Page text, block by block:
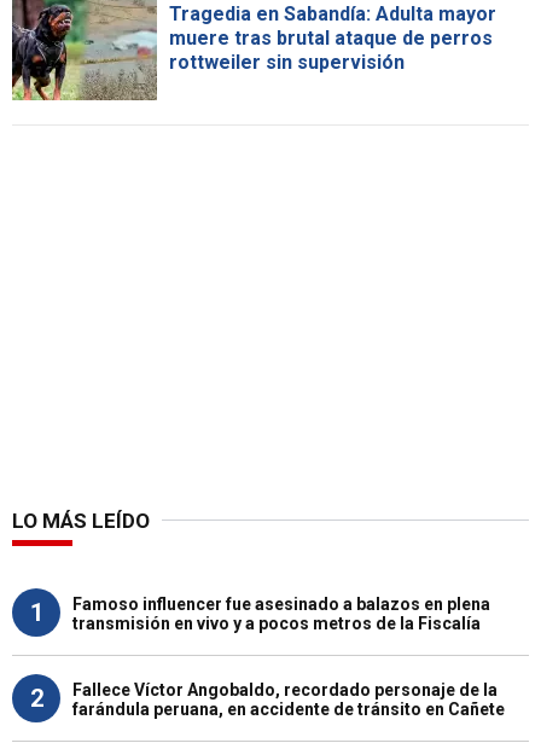
Tragedia en Sabandía: Adulta mayor
muere tras brutal ataque de perros
rottweiler sin supervisión
LO MÁS LEÍDO
1
Famoso influencer fue asesinado a balazos en plena
transmisión en vivo y a pocos metros de la Fiscalía
2
Fallece Víctor Angobaldo, recordado personaje de la
farándula peruana, en accidente de tránsito en Cañete